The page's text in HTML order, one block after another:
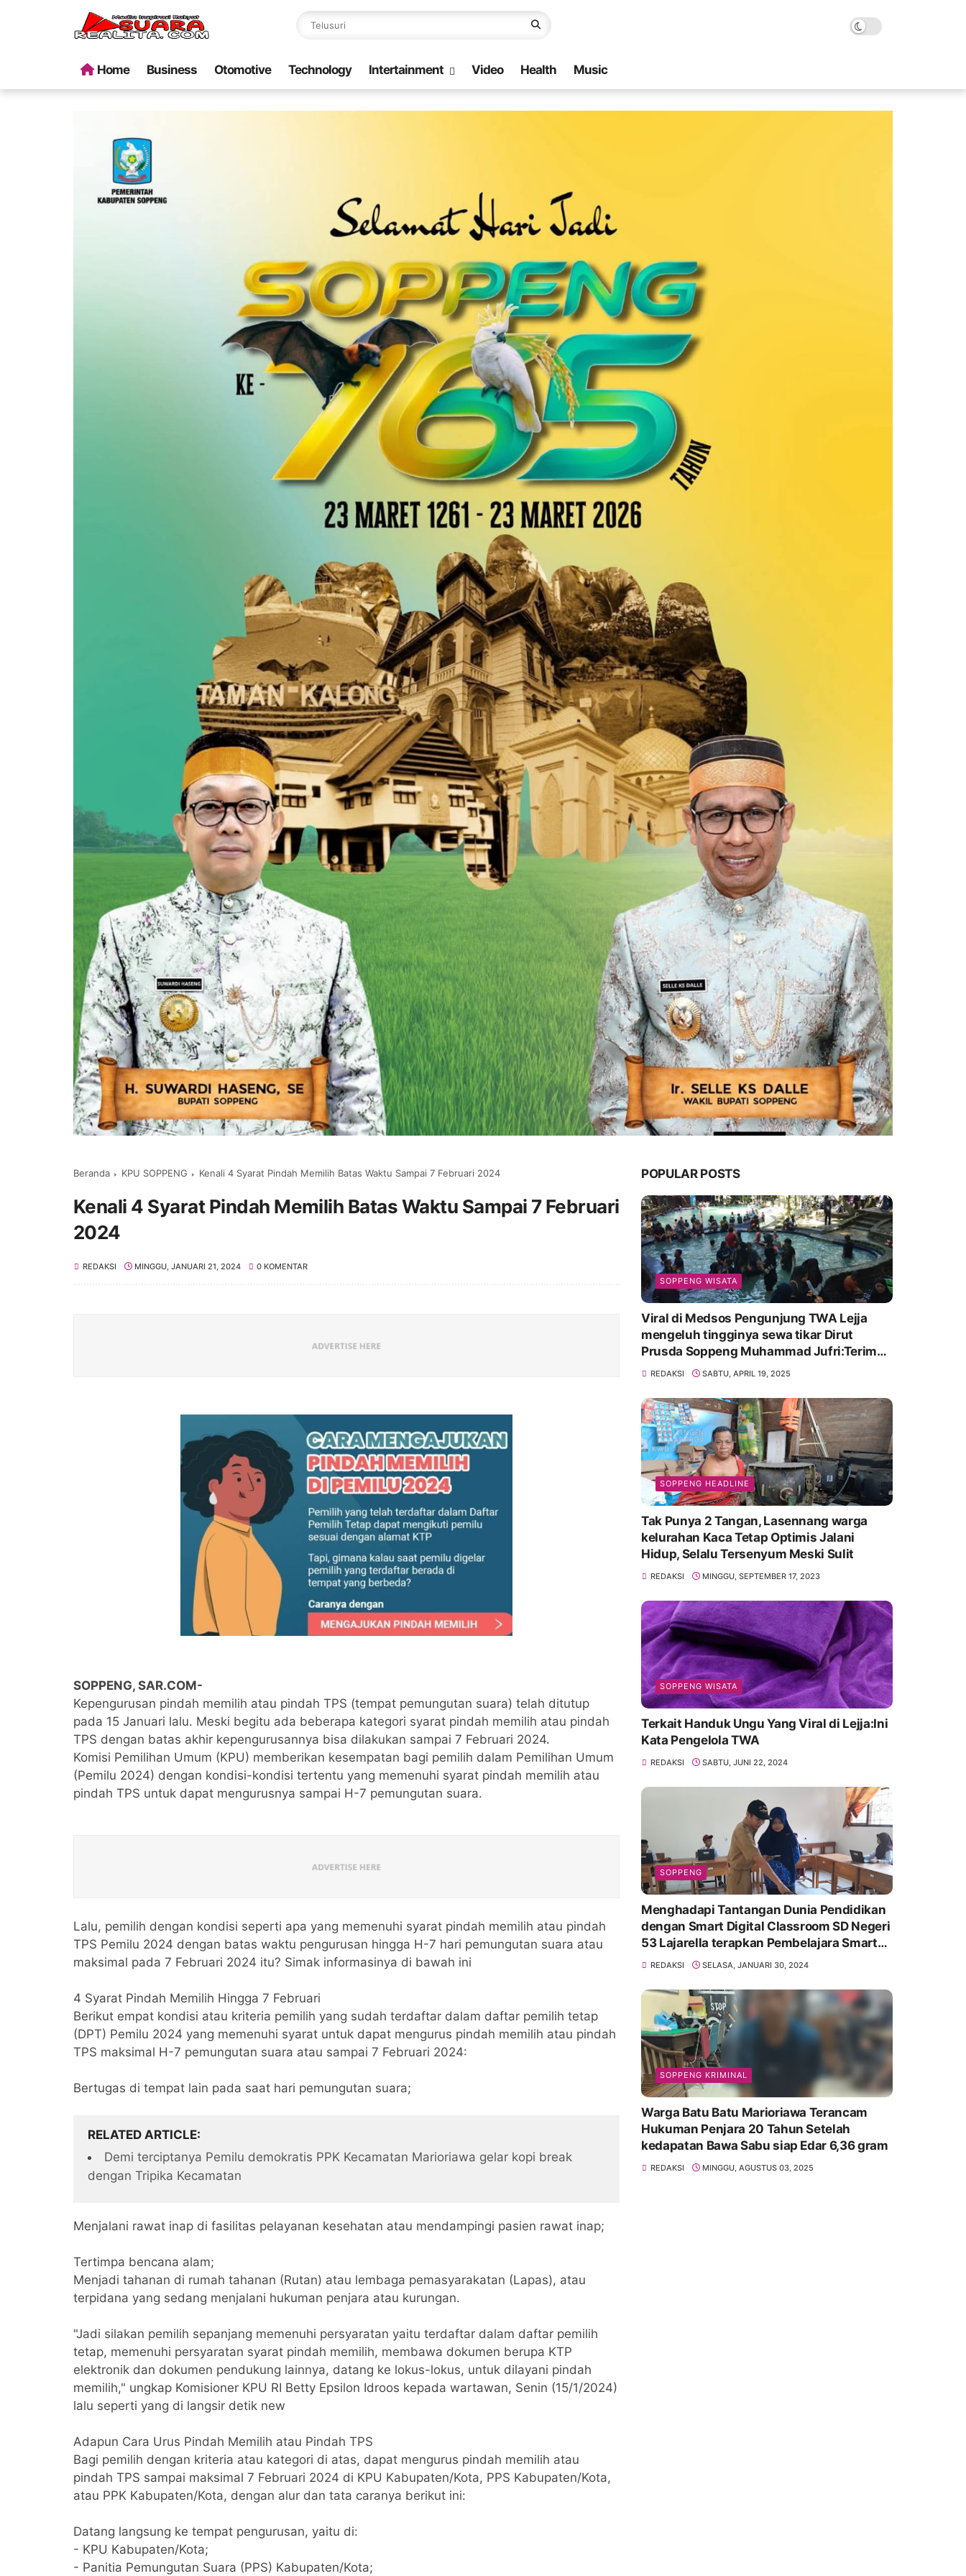
Home Business Otomotive Technology Intertainment Video Health Music
Beranda KPU SOPPENG Kenali 4 Syarat Pindah Memilih Batas Waktu Sampai 7 Februari 2024
Kenali 4 Syarat Pindah Memilih Batas Waktu Sampai 7 Februari
2024
REDAKSI MINGGU, JANUARI 21, 2024 0 KOMENTAR
SOPPENG, SAR.COM-
Kepengurusan pindah memilih atau pindah TPS (tempat pemungutan suara) telah ditutup
pada 15 Januari lalu. Meski begitu ada beberapa kategori syarat pindah memilih atau pindah
TPS dengan batas akhir kepengurusannya bisa dilakukan sampai 7 Februari 2024.
Komisi Pemilihan Umum (KPU) memberikan kesempatan bagi pemilih dalam Pemilihan Umum
(Pemilu 2024) dengan kondisi-kondisi tertentu yang memenuhi syarat pindah memilih atau
pindah TPS untuk dapat mengurusnya sampai H-7 pemungutan suara.
Lalu, pemilih dengan kondisi seperti apa yang memenuhi syarat pindah memilih atau pindah
TPS Pemilu 2024 dengan batas waktu pengurusan hingga H-7 hari pemungutan suara atau
maksimal pada 7 Februari 2024 itu? Simak informasinya di bawah ini
4 Syarat Pindah Memilih Hingga 7 Februari
Berikut empat kondisi atau kriteria pemilih yang sudah terdaftar dalam daftar pemilih tetap
(DPT) Pemilu 2024 yang memenuhi syarat untuk dapat mengurus pindah memilih atau pindah
TPS maksimal H-7 pemungutan suara atau sampai 7 Februari 2024:
Bertugas di tempat lain pada saat hari pemungutan suara;
RELATED ARTICLE
Demi terciptanya Pemilu demokratis PPK Kecamatan Marioriawa gelar kopi break
dengan Tripika Kecamatan
Menjalani rawat inap di fasilitas pelayanan kesehatan atau mendampingi pasien rawat inap;
Tertimpa bencana alam;
Menjadi tahanan di rumah tahanan (Rutan) atau lembaga pemasyarakatan (Lapas), atau
terpidana yang sedang menjalani hukuman penjara atau kurungan.
"Jadi silakan pemilih sepanjang memenuhi persyaratan yaitu terdaftar dalam daftar pemilih
tetap, memenuhi persyaratan syarat pindah memilih, membawa dokumen berupa KTP
elektronik dan dokumen pendukung lainnya, datang ke lokus-lokus, untuk dilayani pindah
memilih," ungkap Komisioner KPU RI Betty Epsilon Idroos kepada wartawan, Senin (15/1/2024)
lalu seperti yang di langsir detik new
Adapun Cara Urus Pindah Memilih atau Pindah TPS
Bagi pemilih dengan kriteria atau kategori di atas, dapat mengurus pindah memilih atau
pindah TPS sampai maksimal 7 Februari 2024 di KPU Kabupaten/Kota, PPS Kabupaten/Kota,
atau PPK Kabupaten/Kota, dengan alur dan tata caranya berikut ini:
Datang langsung ke tempat pengurusan, yaitu di:
- KPU Kabupaten/Kota;
- Panitia Pemungutan Suara (PPS) Kabupaten/Kota;
POPULAR POSTS
SOPPENG WISATA
Viral di Medsos Pengunjung TWA Lejja
mengeluh tingginya sewa tikar Dirut
Prusda Soppeng Muhammad Jufri:Terima
kasih bu bantu Promosikan
REDAKSI SABTU, APRIL 19, 2025
SOPPENG HEADLINE
Tak Punya 2 Tangan, Lasennang warga
kelurahan Kaca Tetap Optimis Jalani
Hidup, Selalu Tersenyum Meski Sulit
REDAKSI MINGGU, SEPTEMBER 17, 2023
SOPPENG WISATA
Terkait Handuk Ungu Yang Viral di Lejja:Ini
Kata Pengelola TWA
REDAKSI SABTU, JUNI 22, 2024
SOPPENG
Menghadapi Tantangan Dunia Pendidikan
dengan Smart Digital Classroom SD Negeri
53 Lajarella terapkan Pembelajara Smart
Class Device
REDAKSI SELASA, JANUARI 30, 2024
SOPPENG KRIMINAL
Warga Batu Batu Marioriawa Terancam
Hukuman Penjara 20 Tahun Setelah
kedapatan Bawa Sabu siap Edar 6,36 gram
REDAKSI MINGGU, AGUSTUS 03, 2025